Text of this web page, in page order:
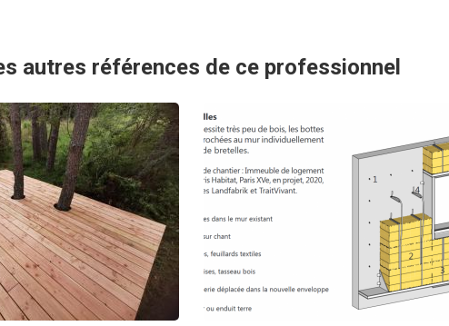
autres références de ce professionnel